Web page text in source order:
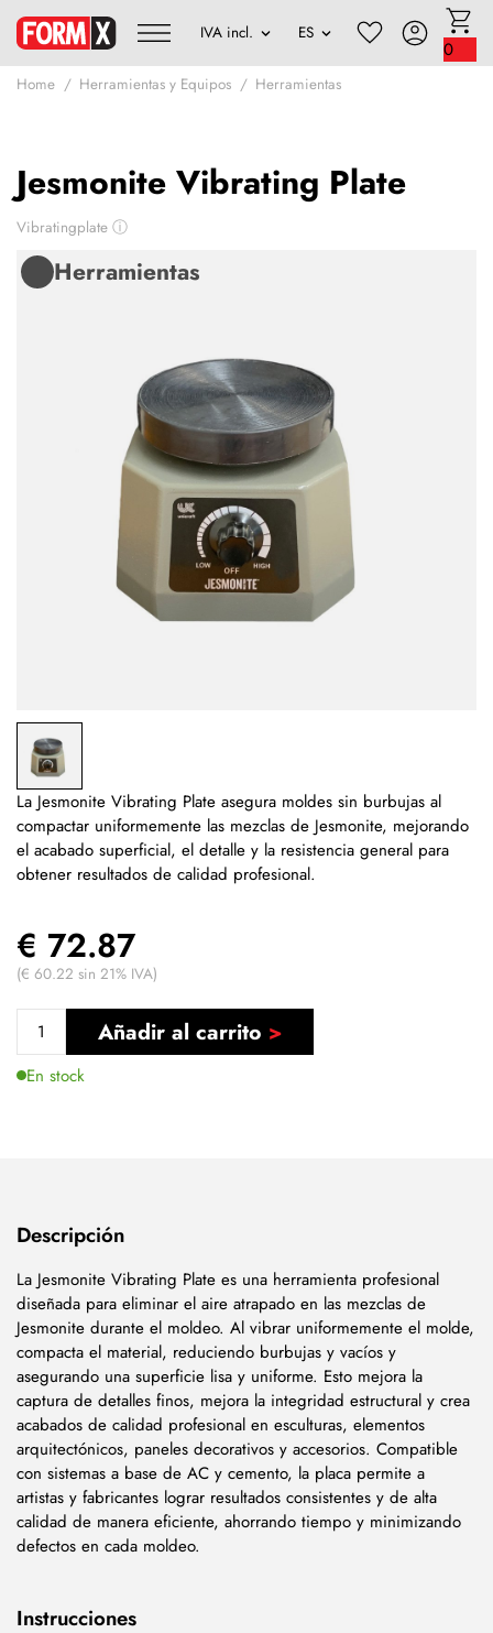
0
Home Herramientas y Equipos Herramientas
Jesmonite Vibrating Plate
Vibratingplate ⓘ
Herramientas
La Jesmonite Vibrating Plate asegura moldes sin burbujas al
compactar uniformemente las mezclas de Jesmonite, mejorando
el acabado superficial, el detalle y la resistencia general para
obtener resultados de calidad profesional.
€ 72.87
(€ 60.22 sin 21% IVA)
Añadir al carrito
En stock
Descripción
La Jesmonite Vibrating Plate es una herramienta profesional
diseñada para eliminar el aire atrapado en las mezclas de
Jesmonite durante el moldeo. Al vibrar uniformemente el molde,
compacta el material, reduciendo burbujas y vacíos y
asegurando una superficie lisa y uniforme. Esto mejora la
captura de detalles finos, mejora la integridad estructural y crea
acabados de calidad profesional en esculturas, elementos
arquitectónicos, paneles decorativos y accesorios. Compatible
con sistemas a base de AC y cemento, la placa permite a
artistas y fabricantes lograr resultados consistentes y de alta
calidad de manera eficiente, ahorrando tiempo y minimizando
defectos en cada moldeo.
Instrucciones